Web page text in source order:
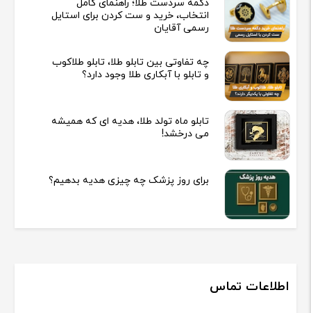
دکمه سردست طلا؛ راهنمای کامل
انتخاب، خرید و ست کردن برای استایل
رسمی آقایان
چه تفاوتی بین تابلو طلا، تابلو طلاکوب
و تابلو با آبکاری طلا وجود دارد؟
تابلو ماه تولد طلا، هدیه ای که همیشه
می درخشد!
برای روز پزشک چه چیزی هدیه بدهیم؟
اطلاعات تماس